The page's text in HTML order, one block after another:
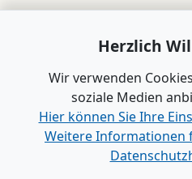
Herzlich
Wir verwenden
soziale Medien
Hier können Sie Ihre
Weitere Informationen